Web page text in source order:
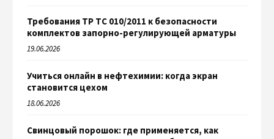
Требования ТР ТС 010/2011 к безопасности
комплектов запорно-регулирующей арматуры
19.06.2026
Учиться онлайн в нефтехимии: когда экран
становится цехом
18.06.2026
Свинцовый порошок: где применяется, как